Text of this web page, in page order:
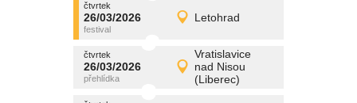
čtvrtek
26/03/2026 Letohrad
čtvrtek
26/03/2026 Detail
promítání
čtvrtek
26/03/2026
Vratislavice
nad Nisou
(Liberec)
čtvrtek
26/03/2026 Detail
promítání